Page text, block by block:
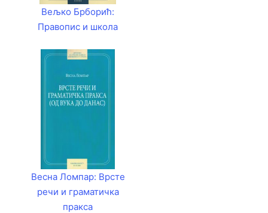
Вељко Брборић:
Правопис и школа
Весна Ломпар: Врсте
речи и граматичка
пракса